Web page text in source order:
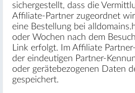
sichergestellt, dass die
Affiliate-Partner zugeordnet
eine Bestellung bei
oder Wochen nach dem
Link erfolgt. Im Affiliate
der eindeutigen Partner-
oder gerätebezogenen Daten
gespeichert.